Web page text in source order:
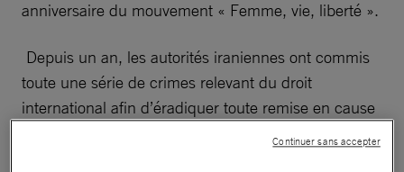
anniversaire du mouvement « Femme, vie, liberté ».
Depuis un an, les autorités iraniennes ont commis
toute une série de crimes relevant du droit
international afin d’éradiquer toute remise en cause
Continuer sans accepter